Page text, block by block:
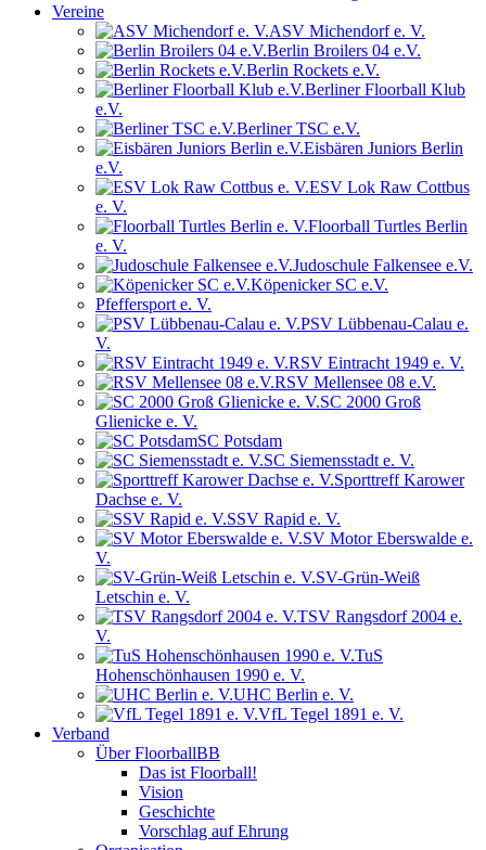
Vereine
ASV Michendorf e. V.
Berlin Broilers 04 e.V.
Berlin Rockets e.V.
Berliner Floorball Klub
e.V.
Berliner TSC e.V.
Eisbären Juniors Berlin
e.V.
ESV Lok Raw Cottbus
e. V.
Floorball Turtles Berlin
e. V.
Judoschule Falkensee e.V.
Köpenicker SC e.V.
Pfeffersport e. V.
PSV Lübbenau-Calau e.
V.
RSV Eintracht 1949 e. V.
RSV Mellensee 08 e.V.
SC 2000 Groß
Glienicke e. V.
SC Potsdam
SC Siemensstadt e. V.
Sporttreff Karower
Dachse e. V.
SSV Rapid e. V.
SV Motor Eberswalde e.
V.
SV-Grün-Weiß
Letschin e. V.
TSV Rangsdorf 2004 e.
V.
TuS
Hohenschönhausen 1990 e. V.
UHC Berlin e. V.
VfL Tegel 1891 e. V.
Verband
Über FloorballBB
Das ist Floorball!
Vision
Geschichte
Vorschlag auf Ehrung